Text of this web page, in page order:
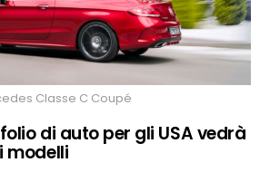
Classe C Coupé
di auto per gli USA vedrà
modelli